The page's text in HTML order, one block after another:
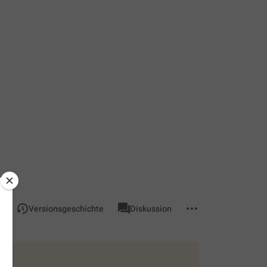
Versionsgeschichte
associated-
pages
SeiteDiskussion
Aktionen